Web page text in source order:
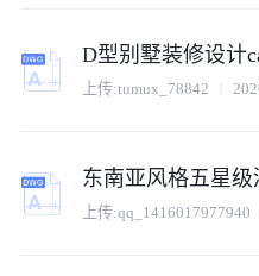
D型别墅装修设计
上传:tumux_78842
东南亚风格五星
上传:qq_1416017977940